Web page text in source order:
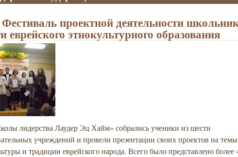
проектной деятельности
еврейского этнокультурного образования
лидерства Лаудер Эц Хайм» собрались ученики из шести
учреждений и провели презентации своих проектов на темы
и традиции еврейского народа. Всего было представлено более